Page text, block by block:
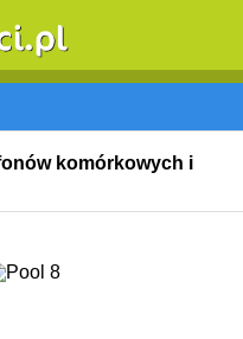
komórkowych i